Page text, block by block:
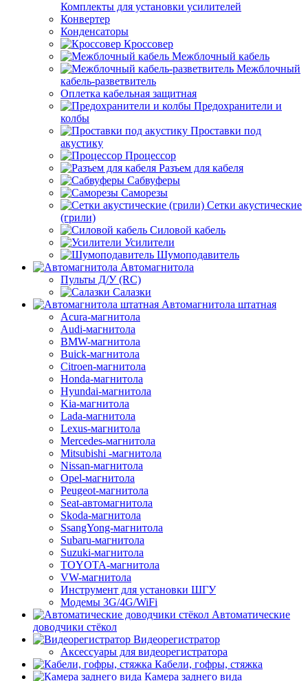
Комплекты для установки усилителей
Конвертер
Конденсаторы
Кроссовер
Межблочный кабель
Межблочный
кабель-разветвитель
Оплетка кабельная защитная
Предохранители и
колбы
Проставки под
акустику
Процессор
Разъем для кабеля
Сабвуферы
Саморезы
Сетки акустические
(грили)
Силовой кабель
Усилители
Шумоподавитель
Автомагнитола
Пульты Д/У (RC)
Салазки
Автомагнитола штатная
Acura-магнитола
Audi-магнитола
BMW-магнитола
Buick-магнитола
Citroen-магнитола
Honda-магнитола
Hyundai-магнитола
Kia-магнитола
Lada-магнитола
Lexus-магнитола
Mercedes-магнитола
Mitsubishi -магнитола
Nissan-магнитола
Opel-магнитола
Peugeot-магнитола
Seat-автомагнитола
Skoda-магнитола
SsangYong-магнитола
Subaru-магнитола
Suzuki-магнитола
TOYOTA-магнитола
VW-магнитола
Инструмент для установки ШГУ
Модемы 3G/4G/WiFi
Автоматические
доводчики стёкол
Видеорегистратор
Аксессуары для видеорегистратора
Кабели, гофры, стяжка
Камера заднего вида